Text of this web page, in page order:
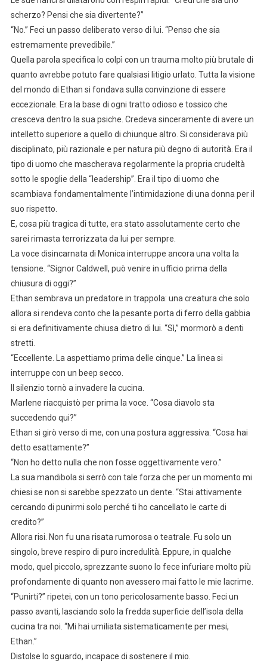
scherzo? Pensi che sia divertente?”
“No.” Feci un passo deliberato verso di lui. “Penso che sia
estremamente prevedibile.”
Quella parola specifica lo colpì con un trauma molto più brutale di
quanto avrebbe potuto fare qualsiasi litigio urlato. Tutta la visione
del mondo di Ethan si fondava sulla convinzione di essere
eccezionale. Era la base di ogni tratto odioso e tossico che
cresceva dentro la sua psiche. Credeva sinceramente di avere un
intelletto superiore a quello di chiunque altro. Si considerava più
disciplinato, più razionale e per natura più degno di autorità. Era il
tipo di uomo che mascherava regolarmente la propria crudeltà
sotto le spoglie della “leadership”. Era il tipo di uomo che
scambiava fondamentalmente l’intimidazione di una donna per il
suo rispetto.
E, cosa più tragica di tutte, era stato assolutamente certo che
sarei rimasta terrorizzata da lui per sempre.
La voce disincarnata di Monica interruppe ancora una volta la
tensione. “Signor Caldwell, può venire in ufficio prima della
chiusura di oggi?”
Ethan sembrava un predatore in trappola: una creatura che solo
allora si rendeva conto che la pesante porta di ferro della gabbia
si era definitivamente chiusa dietro di lui. “Sì,” mormorò a denti
stretti.
“Eccellente. La aspettiamo prima delle cinque.” La linea si
interruppe con un beep secco.
Il silenzio tornò a invadere la cucina.
Marlene riacquistò per prima la voce. “Cosa diavolo sta
succedendo qui?”
Ethan si girò verso di me, con una postura aggressiva. “Cosa hai
detto esattamente?”
“Non ho detto nulla che non fosse oggettivamente vero.”
La sua mandibola si serrò con tale forza che per un momento mi
chiesi se non si sarebbe spezzato un dente. “Stai attivamente
cercando di punirmi solo perché ti ho cancellato le carte di
credito?”
Allora risi. Non fu una risata rumorosa o teatrale. Fu solo un
singolo, breve respiro di puro incredulità. Eppure, in qualche
modo, quel piccolo, sprezzante suono lo fece infuriare molto più
profondamente di quanto non avessero mai fatto le mie lacrime.
“Punirti?” ripetei, con un tono pericolosamente basso. Feci un
passo avanti, lasciando solo la fredda superficie dell’isola della
cucina tra noi. “Mi hai umiliata sistematicamente per mesi,
Ethan.”
Distolse lo sguardo, incapace di sostenere il mio.